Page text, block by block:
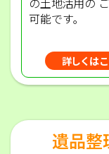
可能です｡
詳しくは
遺品整